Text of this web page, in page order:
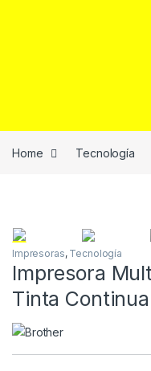
Home Tecnología
Impresoras, Tecnología
Impresora
Tinta